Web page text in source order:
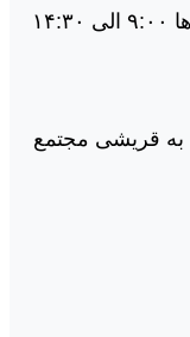
به قریشی مجتمع